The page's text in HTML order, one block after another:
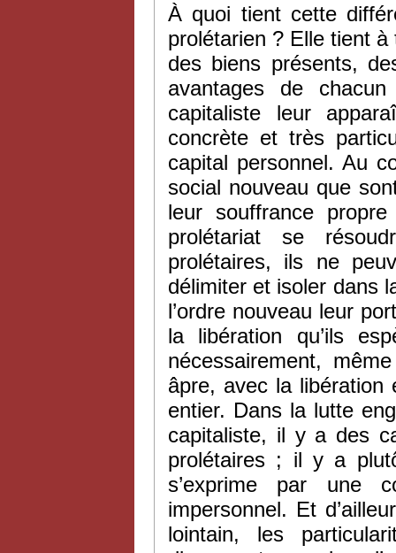
À quoi tient cette
prolétarien ? Elle tient
des biens présents,
avantages de
capitaliste leur
concrète et très
capital personnel. Au
social nouveau que
leur souffrance
prolétariat se
prolétaires, ils ne
délimiter et isoler dans
l’ordre nouveau leur
la libération qu’ils
nécessairement,
âpre, avec la libération
entier. Dans la lutte
capitaliste, il y a des
prolétaires ; il y a
s’exprime par une
impersonnel. Et
lointain, les